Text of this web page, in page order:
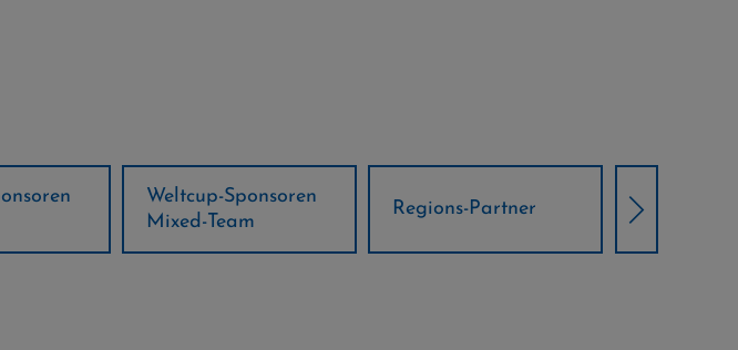
Regions-Partner
Örtliche Weltcup-
Partner
Klima